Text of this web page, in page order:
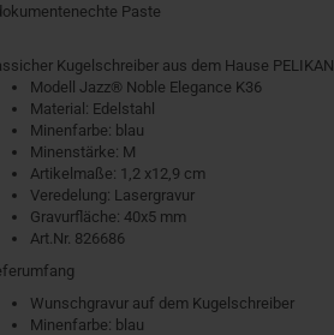
Paste
Kugelschreiber aus dem Hause PELIKAN
Modell Jazz® Noble Elegance K36
Material: Edelstahl
Minenfarbe: blau
Minenstärke: M
Artikelmaße: 1,2 x12,9 cm
Veredelung: Lasergravur
Gravurfläche: 40x5 mm
Art.Nr. 826686
Wunschgravur auf dem Kugelschreiber
Minenfarbe: blau